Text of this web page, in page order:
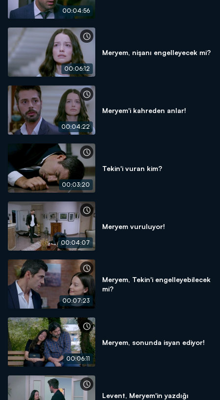
00:04:56
00:06:12
Meryem, nişanı engelleyecek mi?
00:04:22
Meryem'i kahreden anlar!
00:03:20
Tekin'i vuran kim?
00:04:07
Meryem vuruluyor!
00:07:23
Meryem, Tekin'i engelleyebilecek
mi?
00:06:11
Meryem, sonunda isyan ediyor!
Levent, Meryem'in yazdığı